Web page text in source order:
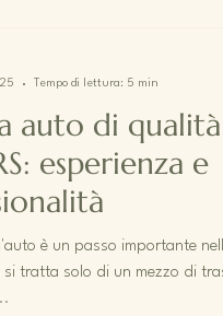
auto di
esperienza e
è un passo importante
si tratta solo di un mezzo di
Tempo di lettura: 5 min